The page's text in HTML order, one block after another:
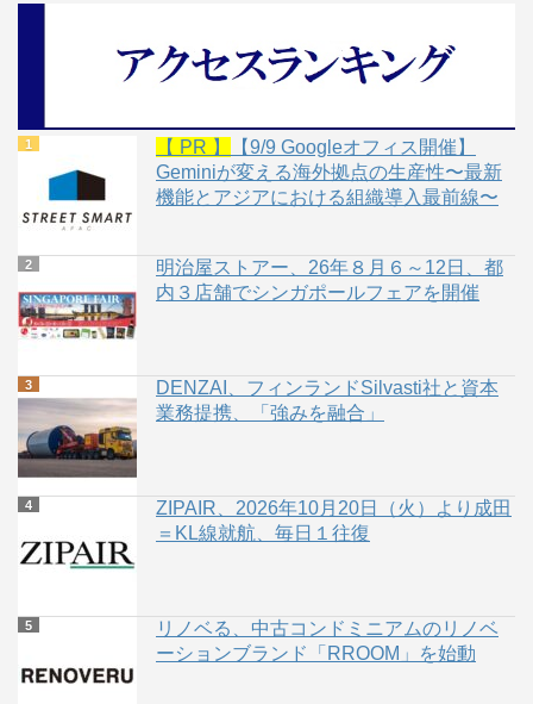
【 PR 】
【9/9 Googleオフィス開催】
Geminiが変える海外拠点の生産性〜最新
機能とアジアにおける組織導入最前線〜
明治屋ストアー、26年８月６～12日、都
内３店舗でシンガポールフェアを開催
DENZAI、フィンランドSilvasti社と資本
業務提携、「強みを融合」
ZIPAIR、2026年10月20日（火）より成田
＝KL線就航、毎日１往復
リノベる、中古コンドミニアムのリノベ
ーションブランド「RROOM」を始動